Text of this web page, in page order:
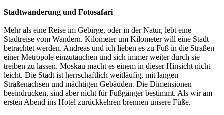
Stadtwanderung und Fotosafari
Mehr als eine Reise im Gebirge, oder in der Natur, lebt eine
Stadtreise vom Wandern. Kilometer um Kilometer will eine Stadt
betrachtet werden. Andreas und ich lieben es zu Fuß in die Straßen
einer Metropole einzutauchen und sich immer weiter durch sie
treiben zu lassen. Moskau macht es einem in dieser Hinsicht nicht
leicht. Die Stadt ist herrschaftlich weitläufig, mit langen
Straßenachsen und mächtigen Gebäuden. Die Dimensionen
beeindrucken, sind aber nicht für Fußgänger bestimmt. Als wir am
ersten Abend ins Hotel zurückkehren brennen unsere Füße.